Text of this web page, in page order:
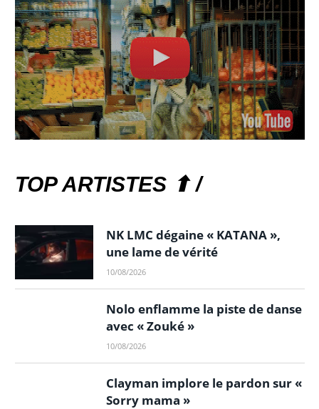
TOP ARTISTES ⬆ /
NK LMC dégaine « KATANA »,
une lame de vérité
10/08/2026
Nolo enflamme la piste de danse
avec « Zouké »
10/08/2026
Clayman implore le pardon sur «
Sorry mama »